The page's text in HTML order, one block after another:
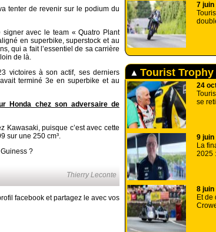
tenter de revenir sur le podium du
avec le team « Quatro Plant
en superbike, superstock et au
qui a fait l’essentiel de sa carrière
de là.
victoires à son actif, ses derniers
terminé 3e en superbike et au
Honda chez son adversaire de
Kawasaki, puisque c’est avec cette
sur une 250 cm³.
?
Thierry Leconte
facebook et partagez le avec vos
7 juin
Tourist Trophy
24
se
9 juin
La
2025
8 juin
Et de